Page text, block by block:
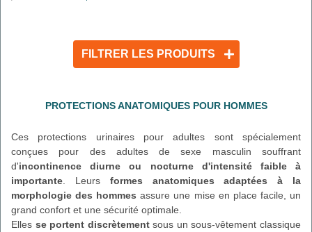
FILTRER LES PRODUITS
PROTECTIONS ANATOMIQUES POUR HOMMES
Ces protections urinaires pour adultes sont spécialement
conçues pour des adultes de sexe masculin souffrant
d'incontinence diurne ou nocturne d'intensité faible à
importante . Leurs formes anatomiques adaptées à la
morphologie des hommes assure une mise en place facile, un
grand confort et une sécurité optimale.
Elles se portent discrètementsous un sous-vêtement classique